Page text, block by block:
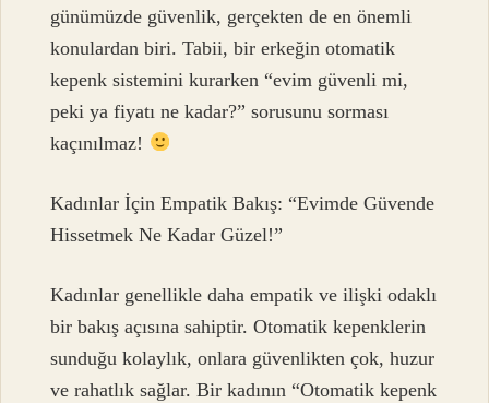
günümüzde güvenlik, gerçekten de en önemli
konulardan biri. Tabii, bir erkeğin otomatik
kepenk sistemini kurarken “evim güvenli mi,
peki ya fiyatı ne kadar?” sorusunu sorması
kaçınılmaz!
Kadınlar İçin Empatik Bakış: “Evimde Güvende
Hissetmek Ne Kadar Güzel!”
Kadınlar genellikle daha empatik ve ilişki odaklı
bir bakış açısına sahiptir. Otomatik kepenklerin
sunduğu kolaylık, onlara güvenlikten çok, huzur
ve rahatlık sağlar. Bir kadının “Otomatik kepenk